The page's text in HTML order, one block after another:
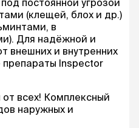
постоянной угрозой
(клещей, блох и др.)
в
Для надёжной и
внешних и внутренних
препараты Inspector
всех! Комплексный
наружных и